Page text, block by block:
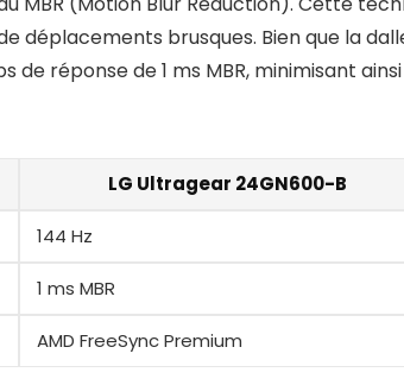
déplacements brusques. Bien que la
réponse de 1 ms MBR, minimisant
LG Ultragear 24GN600-B
144 Hz
1 ms MBR
AMD FreeSync Premium